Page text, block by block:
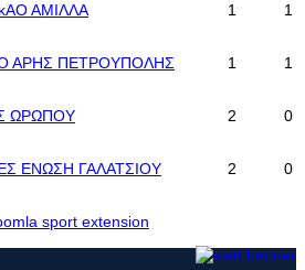
ΑΜΙΛΛΑ 1 1
ΑΡΗΣ ΠΕΤΡΟΥΠΟΛΗΣ 1 1
ΩΡΩΠΟΥ 2 0
ΕΝΩΣΗ ΓΑΛΑΤΣΙΟΥ 2 0
sport extension